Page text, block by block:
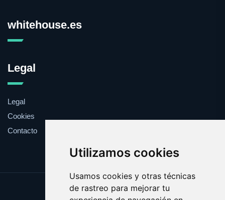
Utilizamos cookies
Usamos cookies y otras técnicas
de rastreo para mejorar tu
whitehouse.es
Legal
Legal
Cookies
Contacto
Update cookies preferences